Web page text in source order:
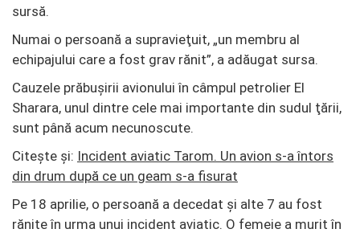
sursă.
Numai o persoană a supravieţuit, „un membru al
echipajului care a fost grav rănit”, a adăugat sursa.
Cauzele prăbuşirii avionului în câmpul petrolier El
Sharara, unul dintre cele mai importante din sudul ţării,
sunt până acum necunoscute.
Citește și: Incident aviatic Tarom. Un avion s-a întors
din drum după ce un geam s-a fisurat
Pe 18 aprilie, o persoană a decedat și alte 7 au fost
rănite în urma unui incident aviatic. O femeie a murit în